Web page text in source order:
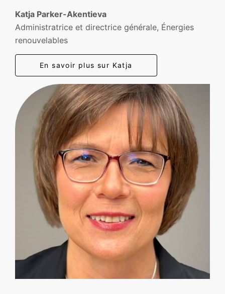
Katja Parker-Akentieva
Administratrice et directrice générale, Énergies
renouvelables
En savoir plus sur Katja